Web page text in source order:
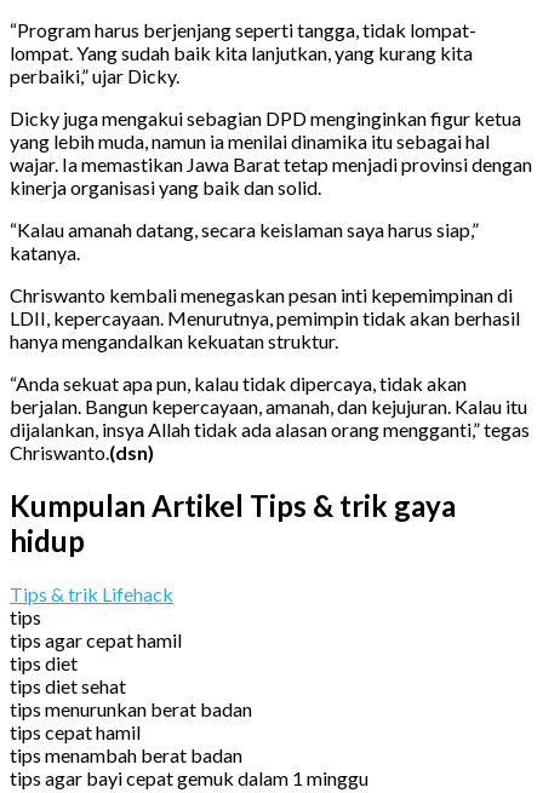
“Program harus berjenjang seperti tangga, tidak lompat-
lompat. Yang sudah baik kita lanjutkan, yang kurang kita
perbaiki,” ujar Dicky.
Dicky juga mengakui sebagian DPD menginginkan figur ketua
yang lebih muda, namun ia menilai dinamika itu sebagai hal
wajar. Ia memastikan Jawa Barat tetap menjadi provinsi dengan
kinerja organisasi yang baik dan solid.
“Kalau amanah datang, secara keislaman saya harus siap,”
katanya.
Chriswanto kembali menegaskan pesan inti kepemimpinan di
LDII, kepercayaan. Menurutnya, pemimpin tidak akan berhasil
hanya mengandalkan kekuatan struktur.
“Anda sekuat apa pun, kalau tidak dipercaya, tidak akan
berjalan. Bangun kepercayaan, amanah, dan kejujuran. Kalau itu
dijalankan, insya Allah tidak ada alasan orang mengganti,” tegas
Chriswanto.(dsn)
Kumpulan Artikel Tips & trik gaya
hidup
Tips & trik Lifehack
tips
tips agar cepat hamil
tips diet
tips diet sehat
tips menurunkan berat badan
tips cepat hamil
tips menambah berat badan
tips agar bayi cepat gemuk dalam 1 minggu